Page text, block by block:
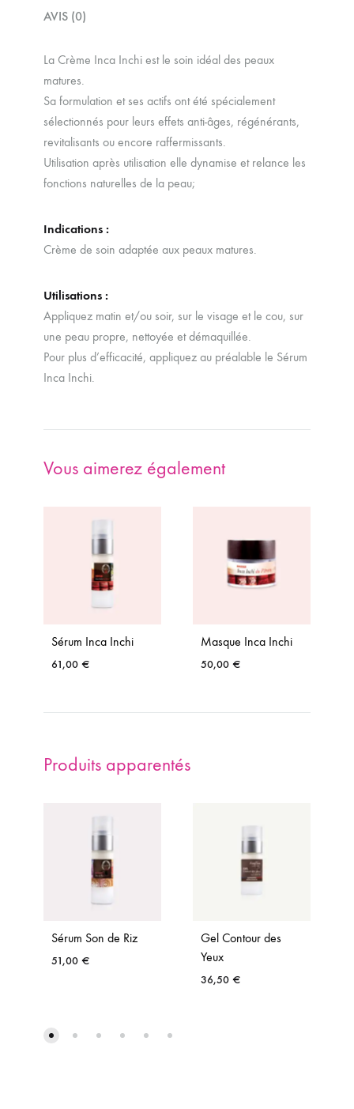
AVIS (0)
La Crème Inca Inchi est le soin idéal des peaux
matures.
Sa formulation et ses actifs ont été spécialement
sélectionnés pour leurs effets anti-âges, régénérants,
revitalisants ou encore raffermissants.
Utilisation après utilisation elle dynamise et relance les
fonctions naturelles de la peau;
Indications :
Crème de soin adaptée aux peaux matures.
Utilisations :
Appliquez matin et/ou soir, sur le visage et le cou, sur
une peau propre, nettoyée et démaquillée.
Pour plus d’efficacité, appliquez au préalable le Sérum
Inca Inchi.
Vous aimerez également
Sérum Inca Inchi
61,00 €
Masque Inca Inchi
50,00 €
Produits apparentés
Sérum Son de Riz
51,00 €
Gel Contour des
Yeux
36,50 €